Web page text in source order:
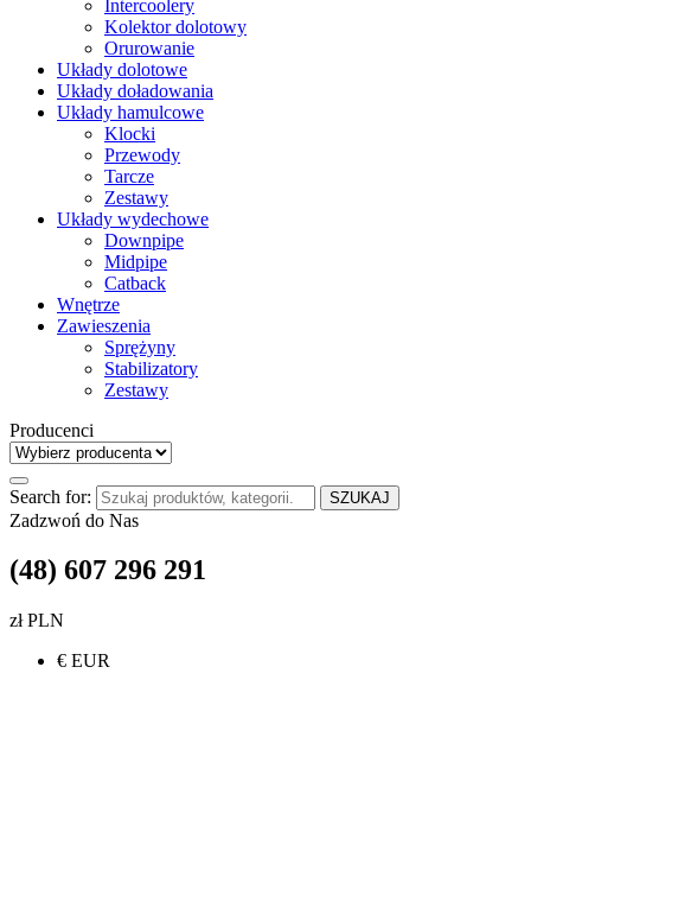
Intercoolery
Kolektor dolotowy
Orurowanie
Układy dolotowe
Układy doładowania
Układy hamulcowe
Klocki
Przewody
Tarcze
Zestawy
Układy wydechowe
Downpipe
Midpipe
Catback
Wnętrze
Zawieszenia
Sprężyny
Stabilizatory
Zestawy
Producenci
Search for: SZUKAJ
Zadzwoń do Nas
(48) 607 296 291
zł PLN
€ EUR